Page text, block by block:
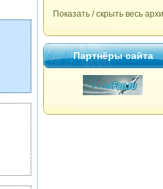
Показать / скрыть весь
Партнёры сайта